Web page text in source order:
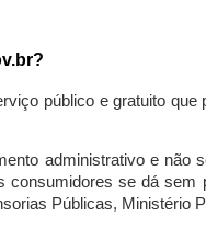
público e gratuito
administrativo e
consumidores se dá sem
Públicas, Ministério